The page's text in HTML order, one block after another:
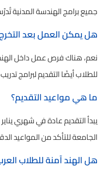
جميع برامج الهندسة المدنية
هل يمكن العمل بعد
نعم، هناك فرص عمل داخل
للطلاب أيضًا التقديم لبرامج
ما هي مواعيد التقديم؟
يبدأ التقديم عادة في شهري
الجامعة للتأكد من المواعيد
هل الهند آمنة للطلاب